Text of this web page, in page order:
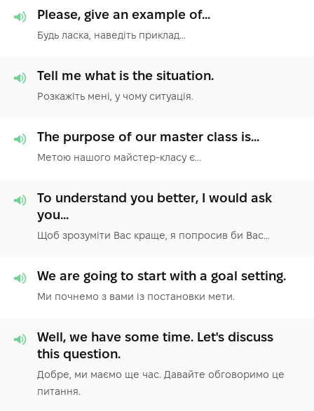
Please, give an example of...
Будь ласка, наведіть приклад…
Tell me what is the situation.
Розкажіть мені, у чому ситуація.
The purpose of our master class is...
Метою нашого майстер-класу є…
To understand you better, I would ask
you...
Щоб зрозуміти Вас краще, я попросив би Вас…
We are going to start with а goal setting.
Ми почнемо з вами із постановки мети.
Well, we have some time. Let's discuss
this question.
Добре, ми маємо ще час. Давайте обговоримо це
питання.